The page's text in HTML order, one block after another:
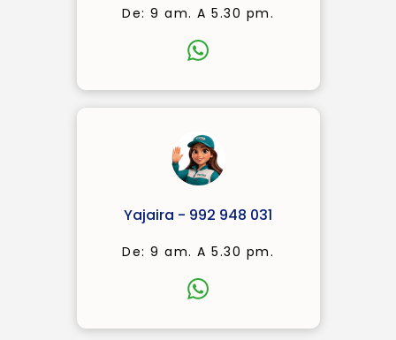
De: 9 am. A 5.30 pm.
Yajaira - 992 948 031
De: 9 am. A 5.30 pm.